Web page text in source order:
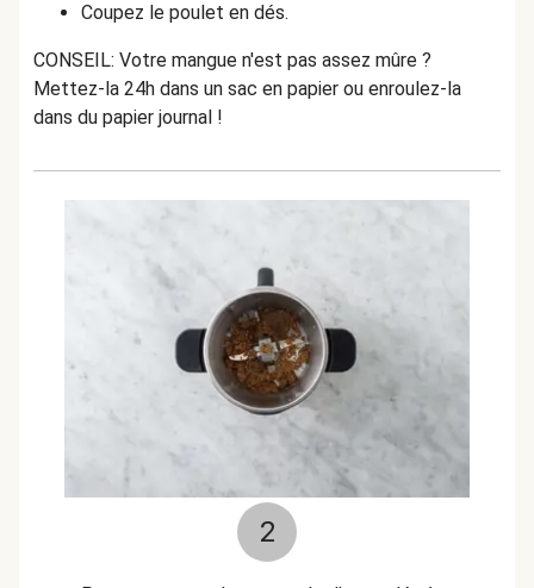
Coupez le poulet en dés.
CONSEIL: Votre mangue n'est pas assez mûre ?
Mettez-la 24h dans un sac en papier ou enroulez-la
dans du papier journal !
2